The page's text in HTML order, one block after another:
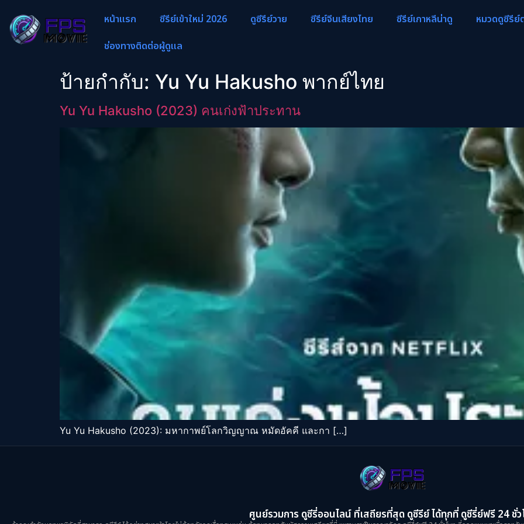
หน้าแรก ซีรีย์เข้าใหม่ 2026 ดูซีรีย์วาย ซีรีย์จีนเสียงไทย ซีรีย์เกาหลีน่าดู
หมวดดูซีรีย์
ช่องทางติดต่อผู้ดูแล
ป้ายกำกับ: Yu Yu Hakusho พากย์ไทย
Yu Yu Hakusho (2023) คนเก่งฟ้าประทาน
Yu Yu Hakusho (2023): มหากาพย์โลกวิญญาณ หมัดอัคคี และกา […]
ศูนย์รวมการ ดูซีรี่ออนไลน์ ที่เสถียรที่สุด ดูซีรีย์ ได้ทุกที่ ดูซีรี่ย์ฟรี 24 ชั่ว